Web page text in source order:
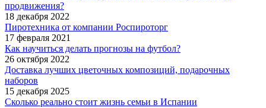
продвижения?
18 декабря 2022
Пиротехника от компании Роспироторг
17 февраля 2021
Как научиться делать прогнозы на футбол?
26 октября 2022
Доставка лучших цветочных композиций, подарочных
наборов
15 декабря 2025
Сколько реально стоит жизнь семьи в Испании